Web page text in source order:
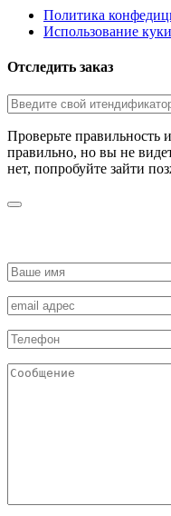
Политика
Использование
Отследить заказ
Проверьте правильность
правильно, но вы не
нет, попробуйте зайти